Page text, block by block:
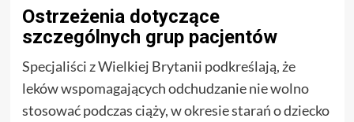
Ostrzeżenia dotyczące
szczególnych grup pacjentów
Specjaliści z Wielkiej Brytanii podkreślają, że
leków wspomagających odchudzanie nie wolno
stosować podczas ciąży, w okresie starań o dziecko